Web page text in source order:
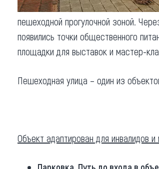
Обращения граждан
Противодействие коррупции
пешеходной прогулочной зоной.
появились точки общественного
площадки для выставок и мастер-
Пешеходная улица – один из
Объект адаптирован для инвалидов